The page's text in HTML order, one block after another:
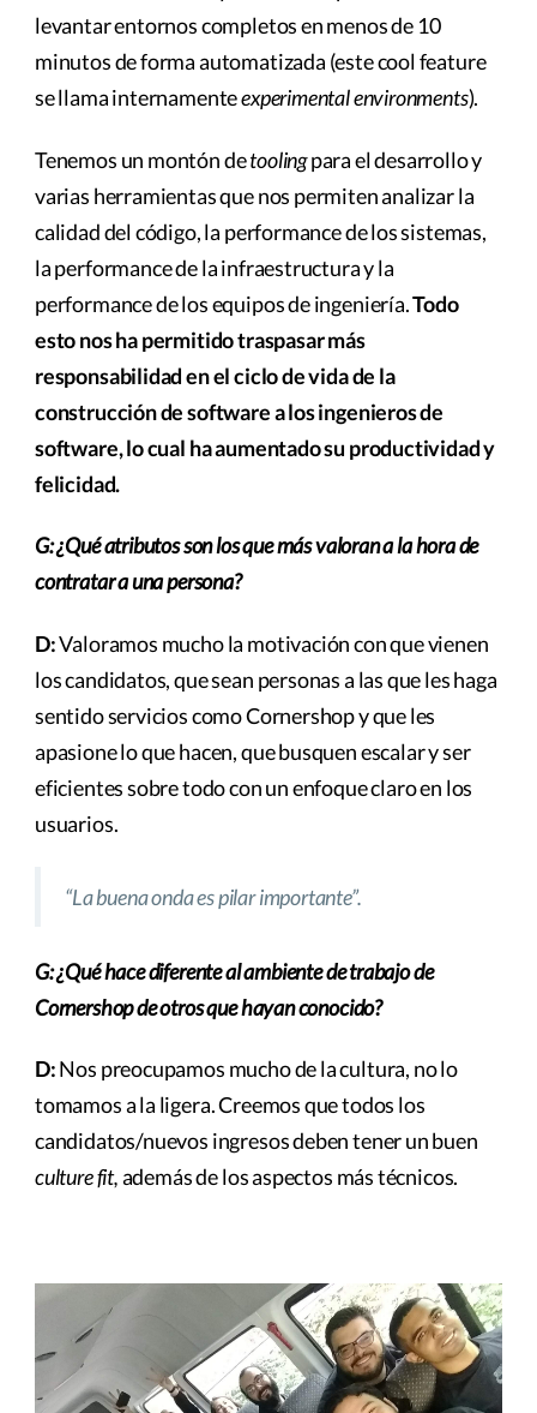
levantar entornos completos en menos de 10
minutos de forma automatizada (este cool feature
se llama internamenteexperimental environments).
Tenemos un montón detoolingpara el desarrollo y
varias herramientas que nos permiten analizar la
calidad del código, la performance de los sistemas,
la performance de la infraestructura y la
performance de los equipos de ingeniería.Todo
esto nos ha permitido traspasar más
responsabilidad en el ciclo de vida de la
construcción de software a los ingenieros de
software, lo cual ha aumentado su productividad y
felicidad.
G: ¿Qué atributos son los que más valoran a la hora de
contratar a una persona?
D:Valoramos mucho la motivación con que vienen
los candidatos, que sean personas a las que les haga
sentido servicios como Cornershop y que les
apasione lo que hacen, que busquen escalar y ser
eficientes sobre todo con un enfoque claro en los
usuarios.
“La buena onda es pilar importante”.
G: ¿Qué hace diferente al ambiente de trabajo de
Cornershop de otros que hayan conocido?
D:Nos preocupamos mucho de la cultura, no lo
tomamos a la ligera. Creemos que todos los
candidatos/nuevos ingresos deben tener un buen
culture fit,además de los aspectos más técnicos.